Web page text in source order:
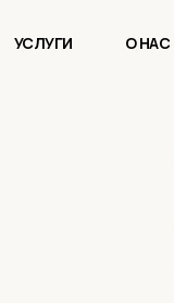
УСЛУГИ О НАС